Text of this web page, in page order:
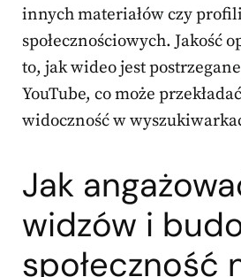
innych materiałów czy profili
społecznościowych. Jakość
to, jak wideo jest
YouTube, co może
widoczność w
Jak
widzów i
społeczność